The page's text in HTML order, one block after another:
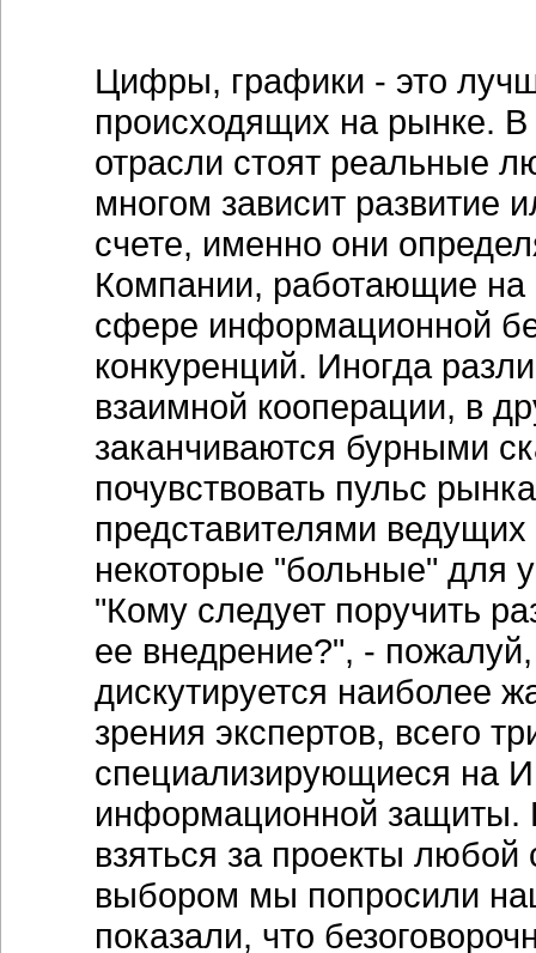
Цифры, графики - это
происходящих на рынке.
отрасли стоят реальные
многом зависит развитие
счете, именно они
Компании, работающие на
сфере информационной
конкуренций. Иногда
взаимной кооперации, в
заканчиваются бурными
почувствовать пульс
представителями
некоторые "больные" для
"Кому следует поручить
ее внедрение?", -
дискутируется наиболее
зрения экспертов, всего
специализирующиеся на
информационной защиты.
взяться за проекты
выбором мы попросили
показали, что